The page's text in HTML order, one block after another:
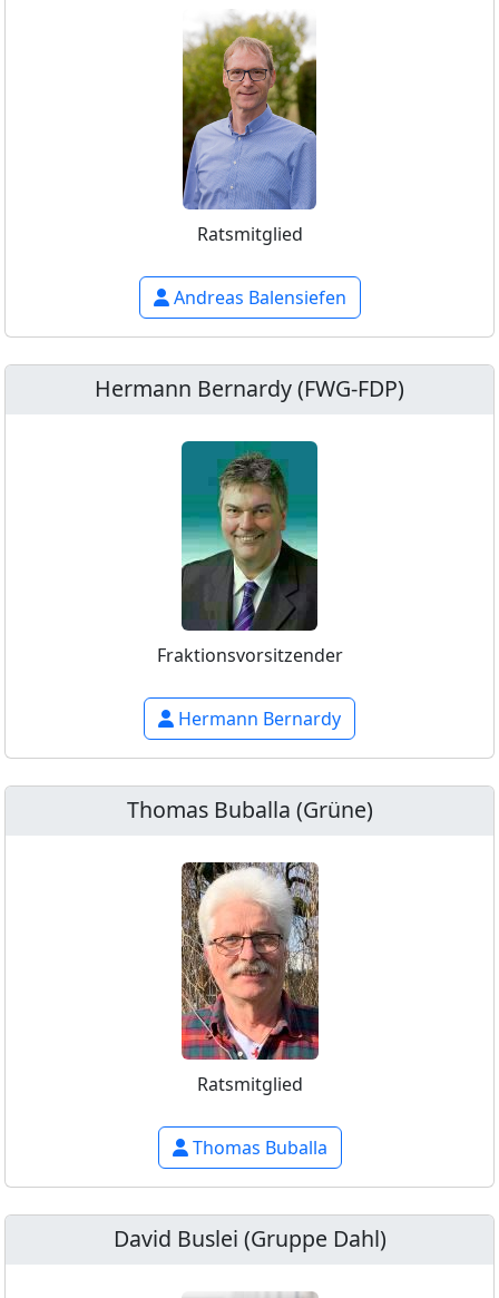
Ratsmitglied
Andreas Balensiefen
Hermann Bernardy (FWG-FDP)
Fraktionsvorsitzender
Hermann Bernardy
Thomas Buballa (Grüne)
Ratsmitglied
Thomas Buballa
David Buslei (Gruppe Dahl)